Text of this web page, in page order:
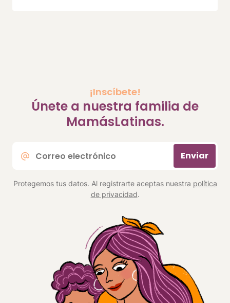
¡Inscíbete!
Únete a nuestra familia de
MamásLatinas.
electrónico
Enviar
Protegemos tus datos. Al registrarte aceptas nuestra política
de privacidad.